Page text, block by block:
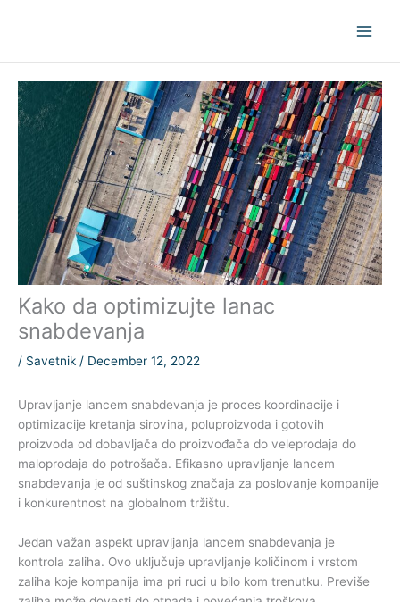
Kako da optimizujte lanac
snabdevanja
/ Savetnik / December 12, 2022
Upravljanje lancem snabdevanja je proces koordinacije i
optimizacije kretanja sirovina, poluproizvoda i gotovih
proizvoda od dobavljača do proizvođača do veleprodaja do
maloprodaja do potrošača. Efikasno upravljanje lancem
snabdevanja je od suštinskog značaja za poslovanje kompanije
i konkurentnost na globalnom tržištu.
Jedan važan aspekt upravljanja lancem snabdevanja je
kontrola zaliha. Ovo uključuje upravljanje količinom i vrstom
zaliha koje kompanija ima pri ruci u bilo kom trenutku. Previše